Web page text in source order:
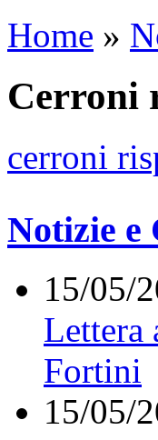
Home »
Cerroni
cerroni
Notizie e
15/05/
Lettera
Fortini
15/05/